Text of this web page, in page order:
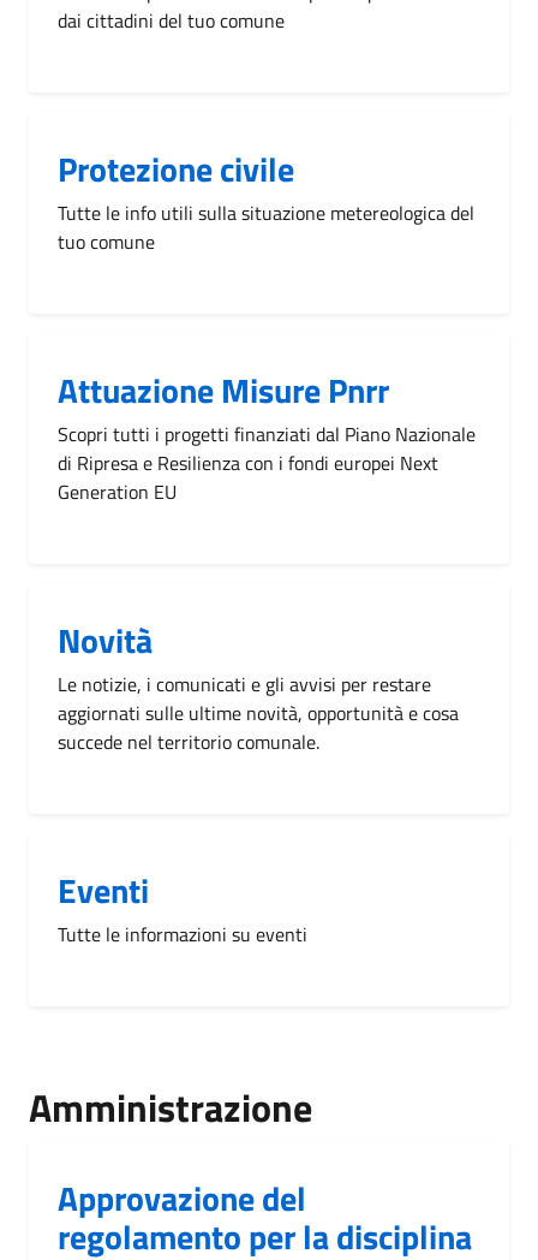
dai cittadini del tuo comune
Protezione civile
Tutte le info utili sulla situazione metereologica del
tuo comune
Attuazione Misure Pnrr
Scopri tutti i progetti finanziati dal Piano Nazionale
di Ripresa e Resilienza con i fondi europei Next
Generation EU
Novità
Le notizie, i comunicati e gli avvisi per restare
aggiornati sulle ultime novità, opportunità e cosa
succede nel territorio comunale.
Eventi
Tutte le informazioni su eventi
Amministrazione
Approvazione del
regolamento per la disciplina